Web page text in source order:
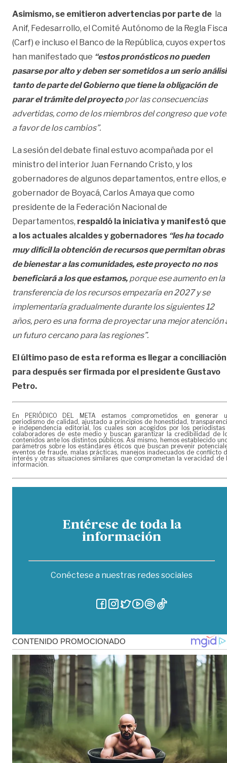
Asimismo, se emitieron advertencias por parte de la
Anif, Fedesarrollo, el Comité Autónomo de la Regla
(Carf) e incluso el Banco de la República, cuyos expertos
han manifestado que “estos pronósticos no pueden
pasarse por alto y deben ser sometidos a un serio
tanto de parte del Gobierno que tiene la obligación de
parar el trámite del proyectopor las consecuencias
advertidas, como de los miembros del congreso que
a favor de los cambios”.
La sesión del debate final estuvo acompañada por el
ministro del interior Juan Fernando Cristo, y los
gobernadores de algunos departamentos, entre ellos,
gobernador de Boyacá, Carlos Amaya que como
presidente de la Federación Nacional de
Departamentos, respaldó la iniciativa y manifestó que
a los actuales alcaldes y gobernadores “les ha tocado
muy difícil la obtención de recursos que permitan obras
de bienestar a las comunidades, este proyecto no nos
beneficiará a los que estamos, porque ese aumento en la
transferencia de los recursos empezaría en 2027 y se
implementaría gradualmente durante los siguientes 12
años, pero es una forma de proyectar una mejor atención
un futuro cercano para las regiones”.
El último paso de esta reforma es llegar a conciliación
para después ser firmada por el presidente Gustavo
Petro.
En PERIÓDICO DEL META estamos comprometidos en generar
periodismo de calidad, ajustado a principios de honestidad,
e independencia editorial, los cuales son acogidos por los periodistas
colaboradores de este medio y buscan garantizar la credibilidad de
contenidos ante los distintos públicos. Así mismo, hemos establecido
parámetros sobre los estándares éticos que buscan prevenir
eventos de fraude, malas prácticas, manejos inadecuados de conflicto
interés y otras situaciones similares que comprometan la veracidad de
información.
Entérese de toda la
información
Conéctese a nuestras redes sociales